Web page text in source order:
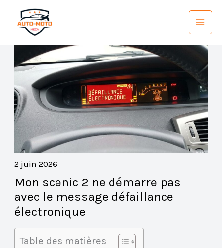
contenu
2 juin 2026
Mon scenic 2 ne démarre pas
avec le message défaillance
électronique
Table des matières